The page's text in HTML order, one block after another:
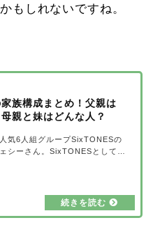
もしれないですね。
族構成まとめ！父親は
親と妹はどんな人？
気6人組グループSixTONESの
シーさん。SixTONESとしては
すが、母親と妹はどんな人なの
詳しく調査してみましたので、ご